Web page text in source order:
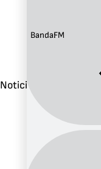
Noticias
Banda:FM